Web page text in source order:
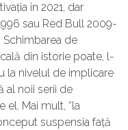
în 2021, dar
sau Red Bull 2009-
Schimbarea de
din istorie poate, l-
la nivelul de implicare
al noii serii de
el. Mai mult, “la
suspensia față